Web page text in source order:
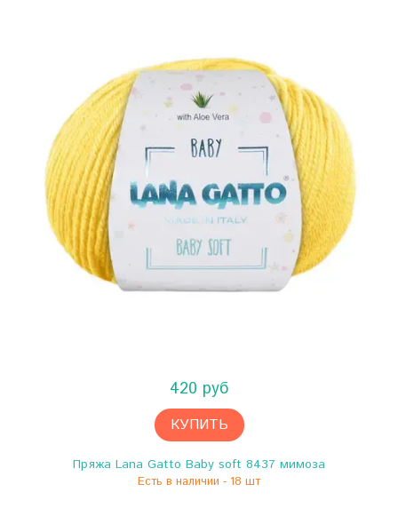
420 руб
КУПИТЬ
Пряжа Lana Gatto Baby soft 8437 мимоза
Есть в наличии - 18 шт